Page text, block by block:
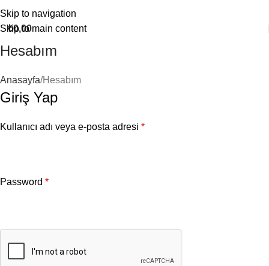
Skip to navigation
Skip to main content
Türkiye'nin en cömert höşmerimcisi
₺0,00
Hesabım
Anasayfa Hesabım
Giriş Yap
Kullanıcı adı veya e-posta adresi *
Password *